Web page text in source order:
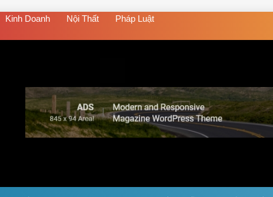
Kinh Doanh Nội Thất
Pháp Luật